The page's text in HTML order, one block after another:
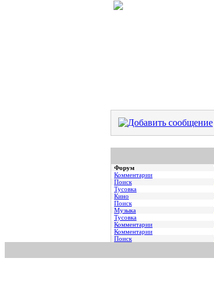
Форум
Комментарии
Поиск
Тусовка
Кино
Поиск
Музыка
Тусовка
Комментарии
Комментарии
Поиск